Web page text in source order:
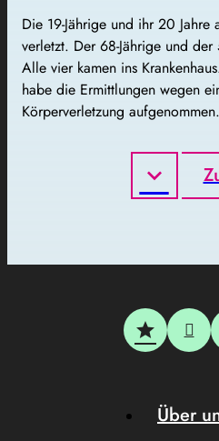
Die 19-Jährige und ihr 20
verletzt. Der 68-Jährige und der
Alle vier kamen ins
habe die Ermittlungen wegen
Körperverletzung
Über